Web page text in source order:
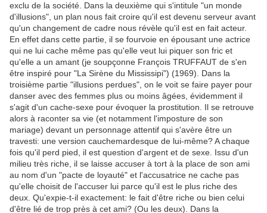
exclu de la société. Dans la deuxième qui s'intitule "un monde
d'illusions", un plan nous fait croire qu'il est devenu serveur avant
qu'un changement de cadre nous révèle qu'il est en fait acteur.
En effet dans cette partie, il se fourvoie en épousant une actrice
qui ne lui cache même pas qu'elle veut lui piquer son fric et
qu'elle a un amant (je soupçonne François TRUFFAUT de s'en
être inspiré pour "La Sirène du Mississipi") (1969). Dans la
troisième partie "illusions perdues", on le voit se faire payer pour
danser avec des femmes plus ou moins âgées, évidemment il
s'agit d'un cache-sexe pour évoquer la prostitution. Il se retrouve
alors à raconter sa vie (et notamment l'imposture de son
mariage) devant un personnage attentif qui s'avère être un
travesti: une version cauchemardesque de lui-même? A chaque
fois qu'il perd pied, il est question d'argent et de sexe. Issu d'un
milieu très riche, il se laisse accuser à tort à la place de son ami
au nom d'un "pacte de loyauté" et l'accusatrice ne cache pas
qu'elle choisit de l'accuser lui parce qu'il est le plus riche des
deux. Qu'expie-t-il exactement: le fait d'être riche ou bien celui
d'être lié de trop près à cet ami? (Ou les deux). Dans la